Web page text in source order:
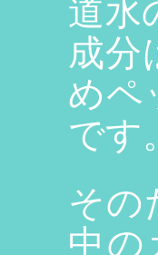
道水
成分
めペ
です。
その
中